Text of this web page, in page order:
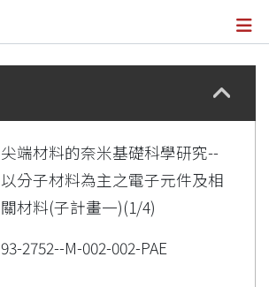
Details
尖端材料的奈米基礎科學研究--
以分子材料為主之電子元件及相
關材料(子計畫一)(1/4)
93-2752--M-002-002-PAE